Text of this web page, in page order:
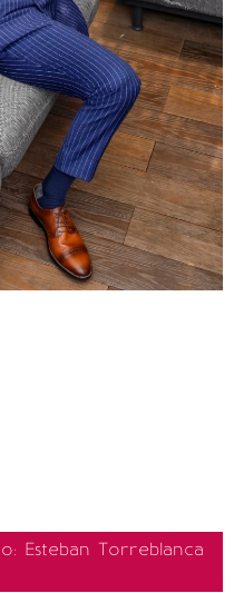
Esteban Torreblanca